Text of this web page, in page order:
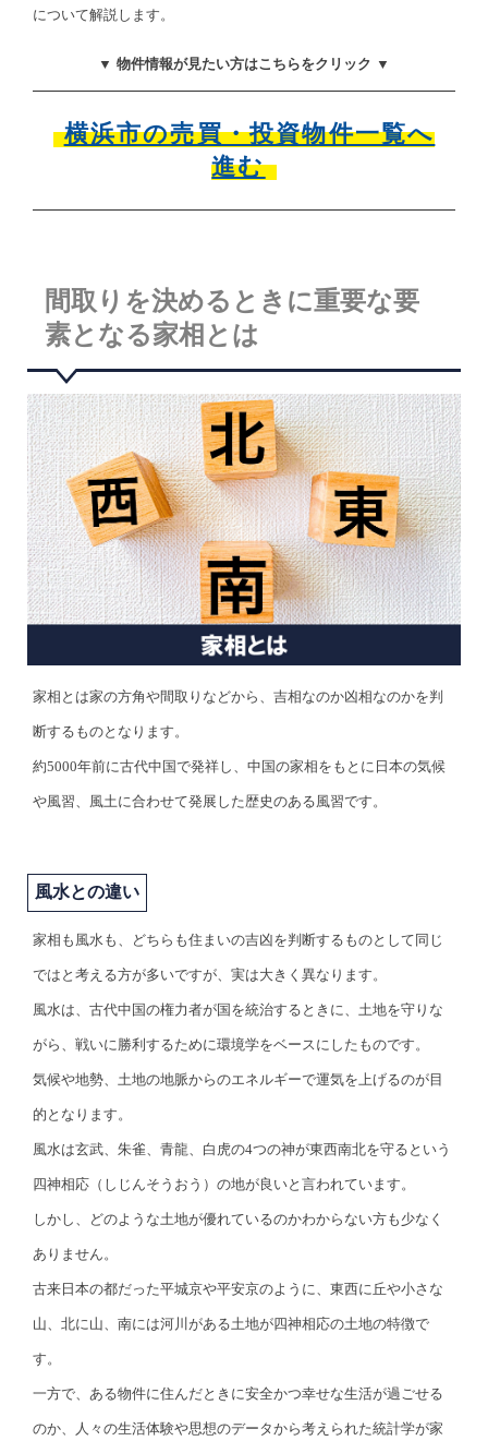
について解説します。
▼ 物件情報が見たい方はこちらをクリック ▼
横浜市の売買・投資物件一覧へ
進む
間取りを決めるときに重要な要
素となる家相とは
家相とは家の方角や間取りなどから、吉相なのか凶相なのかを判
断するものとなります。
約5000年前に古代中国で発祥し、中国の家相をもとに日本の気候
や風習、風土に合わせて発展した歴史のある風習です。
風水との違い
家相も風水も、どちらも住まいの吉凶を判断するものとして同じ
ではと考える方が多いですが、実は大きく異なります。
風水は、古代中国の権力者が国を統治するときに、土地を守りな
がら、戦いに勝利するために環境学をベースにしたものです。
気候や地勢、土地の地脈からのエネルギーで運気を上げるのが目
的となります。
風水は玄武、朱雀、青龍、白虎の4つの神が東西南北を守るという
四神相応（しじんそうおう）の地が良いと言われています。
しかし、どのような土地が優れているのかわからない方も少なく
ありません。
古来日本の都だった平城京や平安京のように、東西に丘や小さな
山、北に山、南には河川がある土地が四神相応の土地の特徴で
す。
一方で、ある物件に住んだときに安全かつ幸せな生活が過ごせる
のか、人々の生活体験や思想のデータから考えられた統計学が家